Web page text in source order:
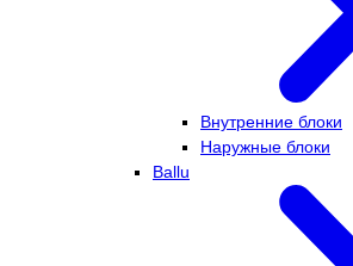
Внутренние блоки
Наружные блоки
Ballu